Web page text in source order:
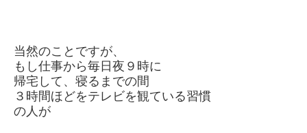
当然のことですが、
もし仕事から毎日夜９時に
帰宅して、寝るまでの間
３時間ほどをテレビを観ている習慣
の人が